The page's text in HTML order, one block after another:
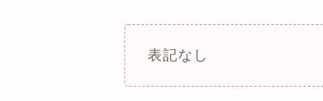
表記なし